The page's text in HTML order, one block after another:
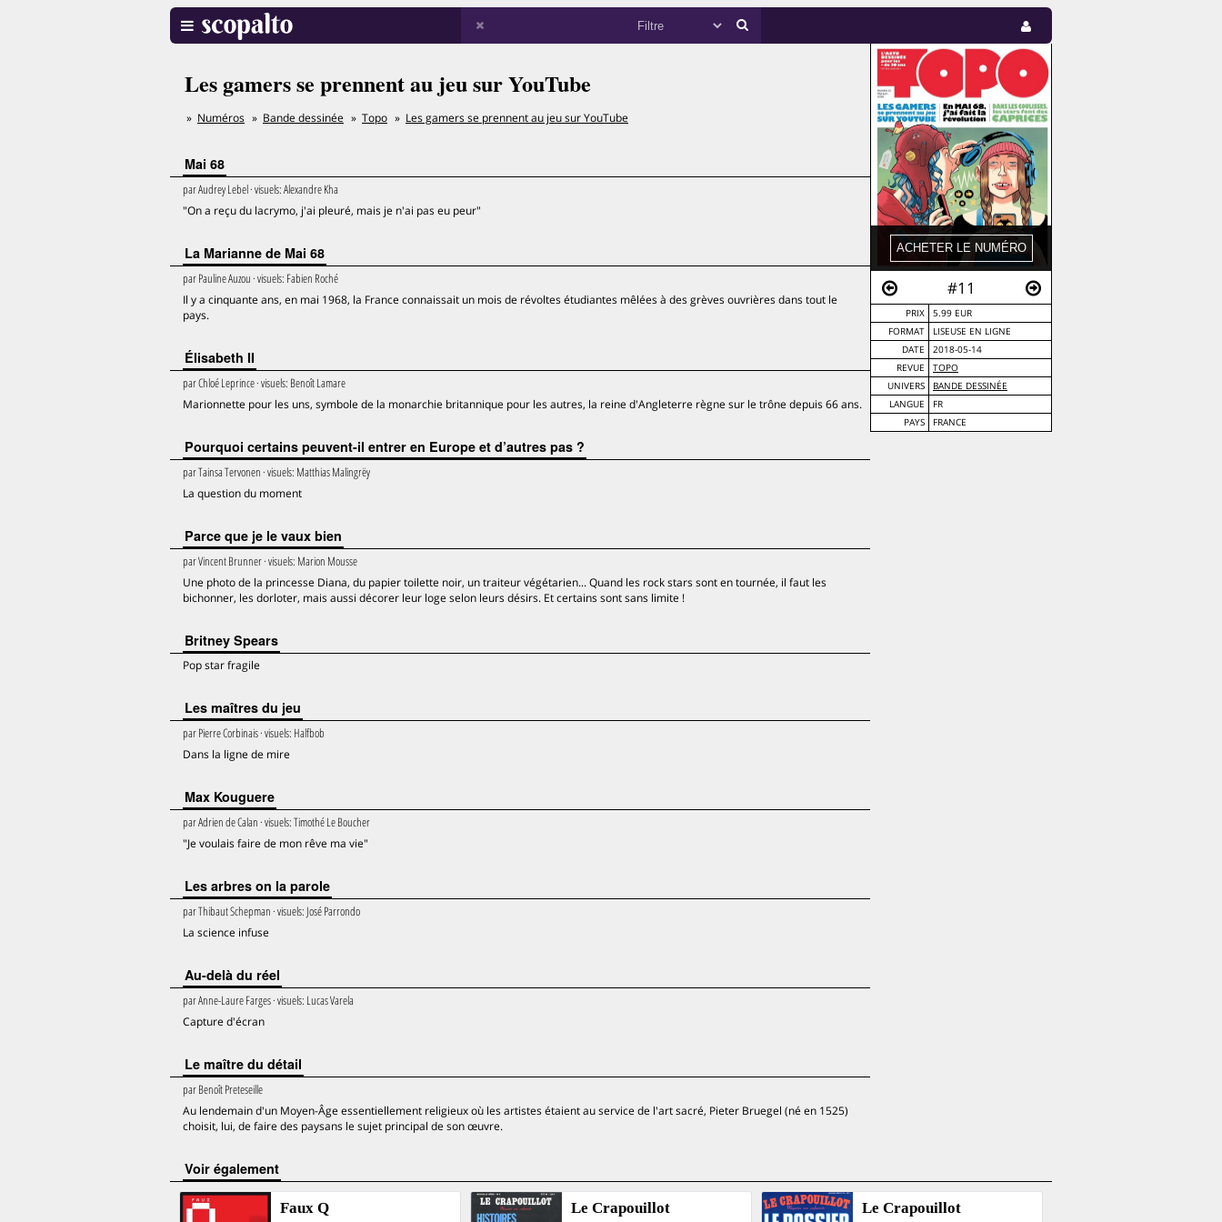
#11
PRIX
5.99 EUR
FORMAT
LISEUSE EN LIGNE
DATE
2018-05-14
REVUE
TOPO
UNIVERS
BANDE DESSINÉE
LANGUE
FR
PAYS
FRANCE
Les gamers se prennent au jeu sur YouTube
Numéros Bande dessinée Topo Les gamers se prennent au jeu sur YouTube
Mai 68
parAudrey Lebel· visuels:Alexandre Kha
"On a reçu du lacrymo, j'ai pleuré, mais je n'ai pas eu peur"
La Marianne de Mai 68
parPauline Auzou · visuels: Fabien Roché
Il y a cinquante ans, en mai 1968, la France connaissait un mois de révoltes étudiantes mêlées à des grèves ouvrières dans tout le
pays.
Élisabeth II
parChloé Leprince· visuels: Benoît Lamare
Marionnette pour les uns, symbole de la monarchie britannique pour les autres, la reine d'Angleterre règne sur le trône depuis 66 ans.
Pourquoi certains peuvent-il entrer en Europe et d’autres pas ?
parTainsa Tervonen · visuels: Matthias Malingrëy
La question du moment
Parce que je le vaux bien
parVincent Brunner· visuels: Marion Mousse
Une photo de la princesse Diana, du papier toilette noir, un traiteur végétarien... Quand les rock stars sont en tournée, il faut les
bichonner, les dorloter, mais aussi décorer leur loge selon leurs désirs. Et certains sont sans limite !
Britney Spears
Pop star fragile
Les maîtres du jeu
parPierre Corbinais· visuels: Halfbob
Dans la ligne de mire
Max Kouguere
parAdrien de Calan · visuels:Timothé Le Boucher
"Je voulais faire de mon rêve ma vie"
Les arbres on la parole
parThibaut Schepman · visuels: José Parrondo
La science infuse
Au-delà du réel
parAnne-Laure Farges· visuels: Lucas Varela
Capture d'écran
Le maître du détail
parBenoît Preteseille
Au lendemain d'un Moyen-Âge essentiellement religieux où les artistes étaient au service de l'art sacré, Pieter Bruegel (né en 1525)
choisit, lui, de faire des paysans le sujet principal de son œuvre.
voir également
Faux Q Le Crapouillot Le Crapouillot